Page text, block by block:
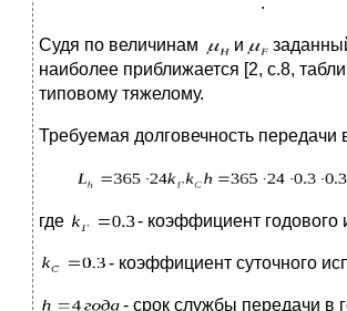
Судя по величинам и
наиболее приближается [2, с.8,
типовому тяжелому.
Требуемая долговечность передачи
где - коэффициент годового
- коэффициент суточного
- срок службы передачи в